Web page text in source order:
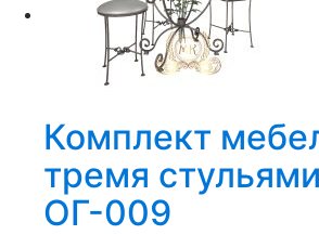
Комплект
тремя
ОГ-009